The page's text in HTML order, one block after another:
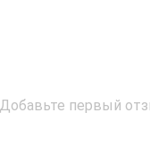
Добавьте первый